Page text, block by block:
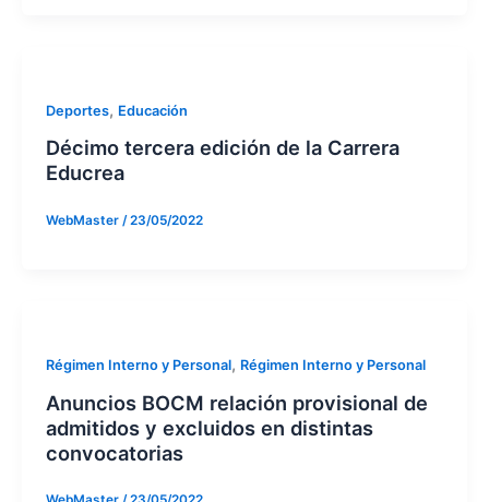
Deportes, Educación
Décimo tercera edición de la Carrera
Educrea
WebMaster /23/05/2022
Régimen Interno y Personal, Régimen Interno y Personal
Anuncios BOCM relación provisional de
admitidos y excluidos en distintas
convocatorias